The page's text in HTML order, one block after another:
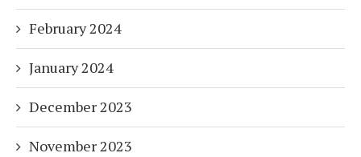
February 2024
January 2024
December 2023
November 2023